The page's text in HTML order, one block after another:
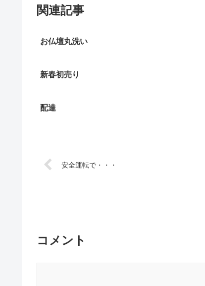
関連記事
お仏壇丸洗い
新春初売り
配達
安全運転で・・・
コメント